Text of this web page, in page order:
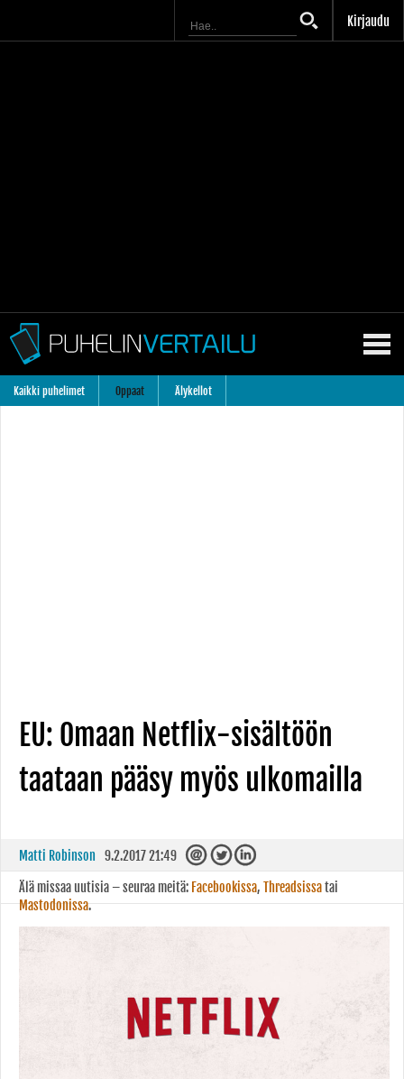
Kirjaudu
Kaikki puhelimet Oppaat Älykellot
EU: Omaan Netflix-sisältöön
taataan pääsy myös ulkomailla
Matti Robinson 9.2.2017 21:49
Älä missaa uutisia – seuraa meitä: Facebookissa, Threadsissatai
Mastodonissa.